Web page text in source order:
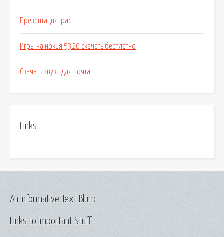
Презентация ipad
Игры на нокия 5320 скачать бесплатно
Скачать звуки для почта
Links
Links to Important Stuff
An Informative Text Blurb